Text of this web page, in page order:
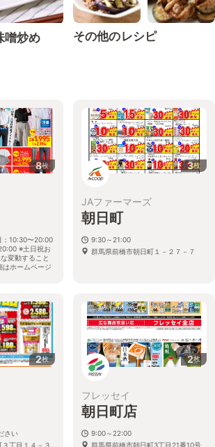
噌炒め その他のレシピ
8枚
：10:30〜20:00
※土日祝お
変動すること
はホームページ
3枚
JAファーマーズ
朝日町
9:30～21:00
群馬県前橋市朝日町１－２７－７
2枚
さい
丁目１４－３
2枚
フレッセイ
朝日町店
9:00～22:00
群馬県前橋市朝日町3丁目21番10号